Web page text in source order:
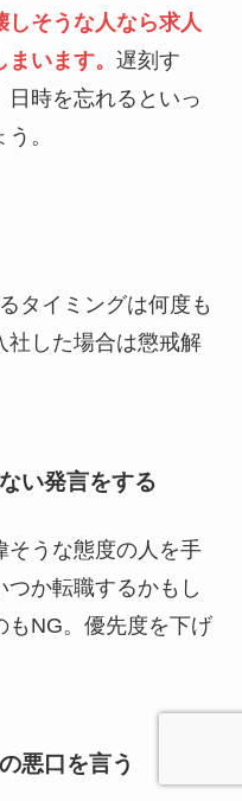
そうな人なら求人
います。 遅刻す
日時を忘れるといっ
。
タイミングは何度も
社した場合は懲戒解
い発言をする
そうな態度の人を手
か転職するかもし
もNG。優先度を下げ
悪口を言う